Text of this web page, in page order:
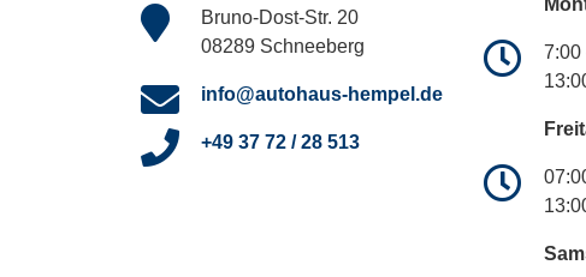
Bruno-Dost-Str. 20
08289 Schneeberg
info@autohaus-hempel.de
+49 37 72 / 28 513
7:00